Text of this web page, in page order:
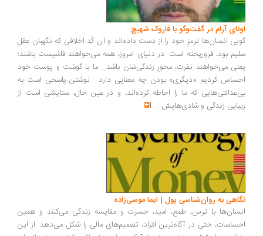
آرام در گفت‌وگو با فاروک شهیچ‭
انسان‌ها ترمزِ خود را از دست داده‌اند و آن کُدِ اخلاقی که نگهبان عقل
بود، فروریخته است. در دنیای امروز، همه می‌خواهند فاشیست باشند؛
می‌خواهند نفرت، محورِ زندگی‌شان باشد... ما با گوشت و پوست خود
کردیم «دیگری» بودن چه معنایی دارد... نوشتن پاسخی است به
که ما را احاطه کرده‌اند، و در عین حال، ستایشی است از
زندگی و شادی‌هایش...
به روان‌شناسی پول | ایما موسی‌زاده
با ترس، طمع، امید، حسرت و مقایسه زندگی می‌کنند و همین
حتی در آگاه‌ترین افراد، تصمیم‌های مالی را شکل می‌دهد. از این